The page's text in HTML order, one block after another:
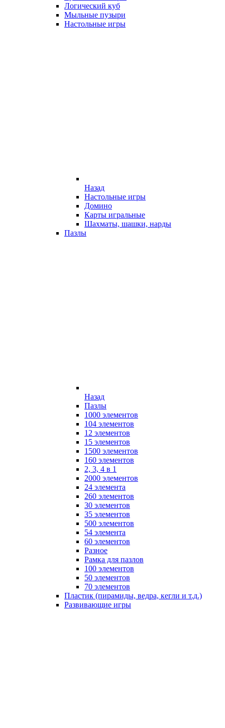
Логический куб
Мыльные пузыри
Настольные игры
Назад
Настольные игры
Домино
Карты игральные
Шахматы, шашки, нарды
Пазлы
Назад
Пазлы
1000 элементов
104 элементов
12 элементов
15 элементов
1500 элементов
160 элементов
2, 3, 4 в 1
2000 элементов
24 элемента
260 элементов
30 элементов
35 элементов
500 элементов
54 элемента
60 элементов
Разное
Рамка для пазлов
100 элементов
50 элементов
70 элементов
Пластик (пирамиды, ведра, кегли и т.д.)
Развивающие игры